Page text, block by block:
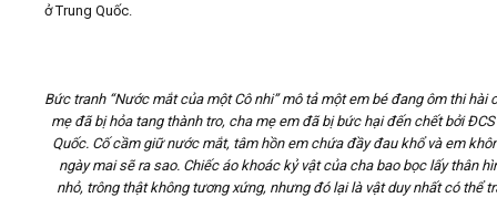
ở Trung Quốc.
Bức tranh “Nước mắt của một Cô nhi” mô tả một em bé đang ôm thi hài
mẹ đã bị hỏa tang thành tro, cha mẹ em đã bị bức hại đến chết bởi
Quốc. Cố cầm giữ nước mắt, tâm hồn em chứa đầy đau khổ và em
ngày mai sẽ ra sao. Chiếc áo khoác kỷ vật của cha bao bọc lấy thân
nhỏ, trông thật không tương xứng, nhưng đó lại là vật duy nhất có thể